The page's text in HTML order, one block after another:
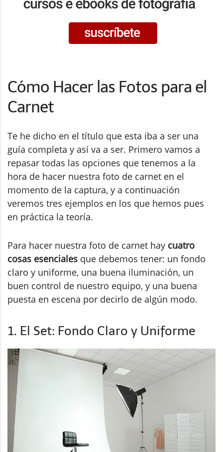
Cómo Hacer las Fotos para el
Carnet
Te he dicho en el título que esta iba a ser una
guía completa y así va a ser. Primero vamos a
repasar todas las opciones que tenemos a la
hora de hacer nuestra foto de carnet en el
momento de la captura, y a continuación
veremos tres ejemplos en los que hemos pues
en práctica la teoría.
Para hacer nuestra foto de carnet hay cuatro
cosas esenciales que debemos tener: un fondo
claro y uniforme, una buena iluminación, un
buen control de nuestro equipo, y una buena
puesta en escena por decirlo de algún modo.
1. El Set: Fondo Claro y Uniforme